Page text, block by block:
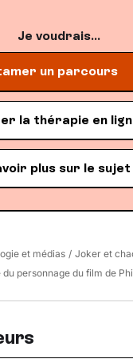
Je voudrais...
un parcours
la thérapie en
plus sur le sujet
et médias / Joker et
personnage du film de